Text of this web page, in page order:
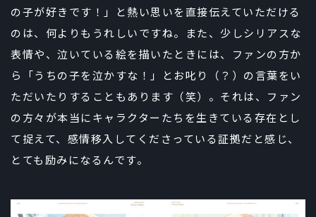
の子が好きです！」と熱い思いを直接伝えていただける
のは、何よりもうれしいですね。また、少しシリアスな
表情や、泣いている絵を描いたときには、ファンの方か
ら「うちの子を泣かすな！」とお叱り（？）の言葉をい
ただいたりすることもあります（笑）。それは、ファン
の方々が本当にキャラクターたちを生きている存在とし
て捉えて、感情移入してくださっている証拠だと感じ、
とても励みになるんです。